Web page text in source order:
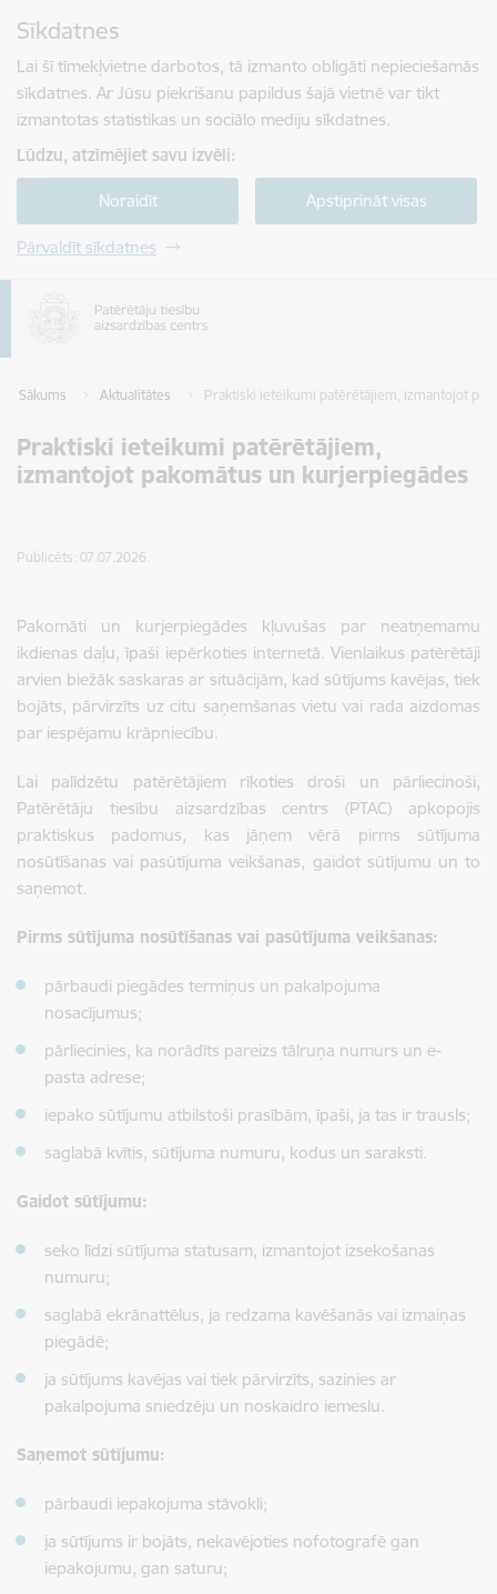
Sīkdatnes
Lai šī tīmekļvietne darbotos, tā izmanto obligāti nepieciešamās
sīkdatnes. Ar Jūsu piekrišanu papildus šajā vietnē var tikt
izmantotas statistikas un sociālo mediju sīkdatnes.
Lūdzu, atzīmējiet savu izvēli:
Noraidīt Apstiprināt visas
Pārvaldīt sīkdatnes
Sākums Aktualitātes Praktiski ieteikumi patērētājiem, izmantojot
Praktiski ieteikumi patērētājiem,
izmantojot pakomātus un kurjerpiegādes
Publicēts: 07.07.2026.
Pakomāti un kurjerpiegādes kļuvušas par neatņemamu
ikdienas daļu, īpaši iepērkoties internetā. Vienlaikus patērētāji
arvien biežāk saskaras ar situācijām, kad sūtījums kavējas, tiek
bojāts, pārvirzīts uz citu saņemšanas vietu vai rada aizdomas
par iespējamu krāpniecību.
Lai palīdzētu patērētājiem rīkoties droši un pārliecinoši,
Patērētāju tiesību aizsardzības centrs (PTAC) apkopojis
praktiskus padomus, kas jāņem vērā pirms sūtījuma
nosūtīšanas vai pasūtījuma veikšanas, gaidot sūtījumu un to
saņemot.
Pirms sūtījuma nosūtīšanas vai pasūtījuma veikšanas:
pārbaudi piegādes termiņus un pakalpojuma
nosacījumus;
pārliecinies, ka norādīts pareizs tālruņa numurs un e-
pasta adrese;
iepako sūtījumu atbilstoši prasībām, īpaši, ja tas ir trausls;
saglabā kvītis, sūtījuma numuru, kodus un saraksti.
Gaidot sūtījumu:
seko līdzi sūtījuma statusam, izmantojot izsekošanas
numuru;
saglabā ekrānattēlus, ja redzama kavēšanās vai izmaiņas
piegādē;
ja sūtījums kavējas vai tiek pārvirzīts, sazinies ar
pakalpojuma sniedzēju un noskaidro iemeslu.
Saņemot sūtījumu:
pārbaudi iepakojuma stāvokli;
ja sūtījums ir bojāts, nekavējoties nofotografē gan
iepakojumu, gan saturu;